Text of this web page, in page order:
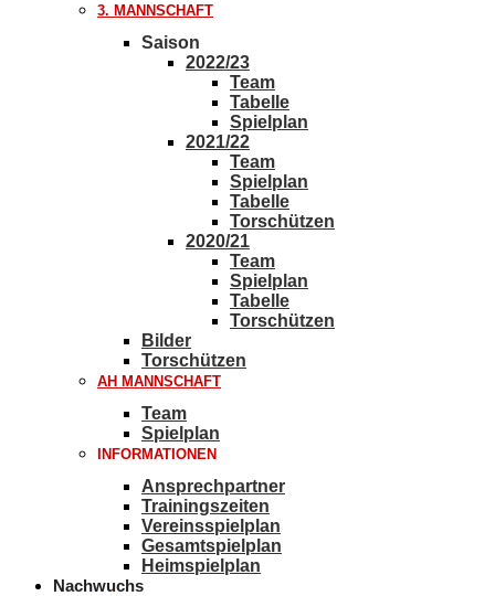
3. MANNSCHAFT
Saison
2022/23
Team
Tabelle
Spielplan
2021/22
Team
Spielplan
Tabelle
Torschützen
2020/21
Team
Spielplan
Tabelle
Torschützen
Bilder
Torschützen
AH MANNSCHAFT
Team
Spielplan
INFORMATIONEN
Ansprechpartner
Trainingszeiten
Vereinsspielplan
Gesamtspielplan
Heimspielplan
Nachwuchs